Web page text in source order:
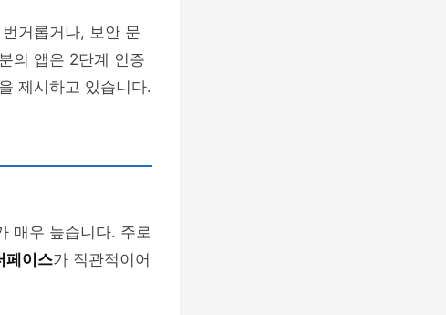
거롭거나, 보안 문
의 앱은 2단계 인증
제시하고 있습니다.
매우 높습니다. 주로
페이스가 직관적이어